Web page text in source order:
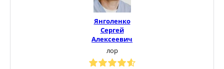
Янголенко
Сергей
Алексеевич
лор